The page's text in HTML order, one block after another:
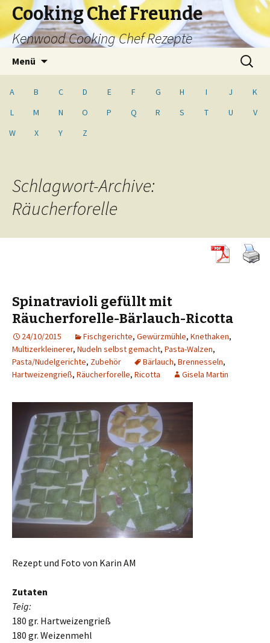
Cooking Chef Freunde
Kenwood Cooking Chef Rezepte
Menü
Suche
nach:
A B C D E F G H I J
K
L
M N O P Q R S T U
V
W
X Y Z
Schlagwort-Archive:
Räucherforelle
Spinatravioli gefüllt mit
Räucherforelle-Bärlauch-Ricotta
24/10/2015 Fischgerichte, Gewürzmühle, Knethaken,
Multizerkleinerer, Nudeln selbst gemacht, Pasta-Walzen,
Pasta/Nudelgerichte, Zubehör Bärlauch, Brennesseln,
Hartweizengrieß, Räucherforelle, Ricotta Gisela Martin
Rezept und Foto von Karin AM
Zutaten
Teig:
180 gr. Hartweizengrieß
180 gr. Weizenmehl